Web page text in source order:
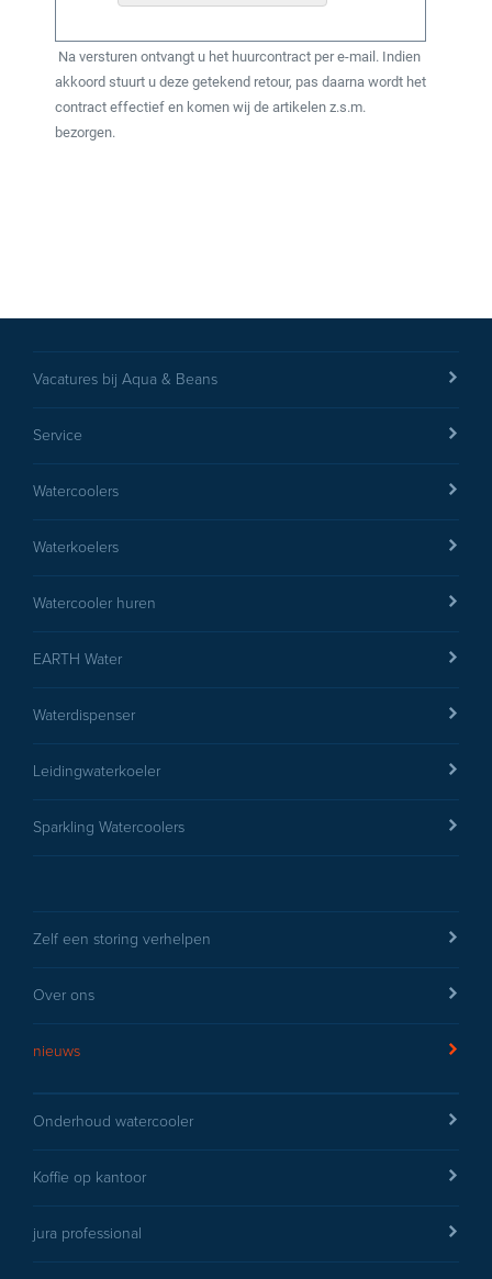
Na versturen ontvangt u het huurcontract per e-mail. Indien
akkoord stuurt u deze getekend retour, pas daarna wordt het
contract effectief en komen wij de artikelen z.s.m.
bezorgen.
Vacatures bij Aqua & Beans
Service
Watercoolers
Waterkoelers
Watercooler huren
EARTH Water
Waterdispenser
Leidingwaterkoeler
Sparkling Watercoolers
Zelf een storing verhelpen
Over ons
nieuws
Onderhoud watercooler
Koffie op kantoor
jura professional